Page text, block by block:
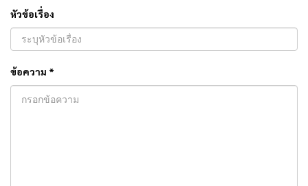
หัวข้อเรื่อง
ข้อความ *